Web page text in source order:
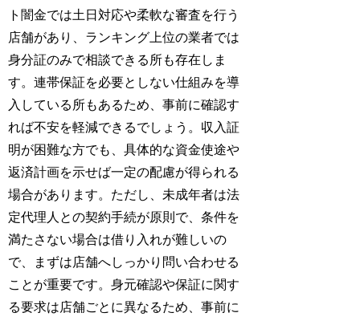
ト闇金では土日対応や柔軟な審査を行う
店舗があり、ランキング上位の業者では
身分証のみで相談できる所も存在しま
す。連帯保証を必要としない仕組みを導
入している所もあるため、事前に確認す
れば不安を軽減できるでしょう。収入証
明が困難な方でも、具体的な資金使途や
返済計画を示せば一定の配慮が得られる
場合があります。ただし、未成年者は法
定代理人との契約手続が原則で、条件を
満たさない場合は借り入れが難しいの
で、まずは店舗へしっかり問い合わせる
ことが重要です。身元確認や保証に関す
る要求は店舗ごとに異なるため、事前に